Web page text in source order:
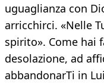
uguaglianza con
arricchirci. «Nelle
spirito». Come hai
desolazione, ad
abbandonarTi in